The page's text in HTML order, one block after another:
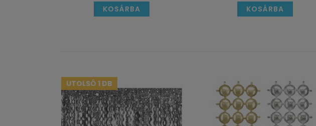
Legyen letisztult szilveszteri dekoráció? Mi
Álljon össze az a szilveszteri szett! De mire
Mi bátran ajánljuk a lampionokat, a zászlófüzéreket, spirális
kosaradba, majd élvezd a munkád gyümölcsét!
KOSÁRBA
KOSÁRBA
UTOLSÓ 1 DB